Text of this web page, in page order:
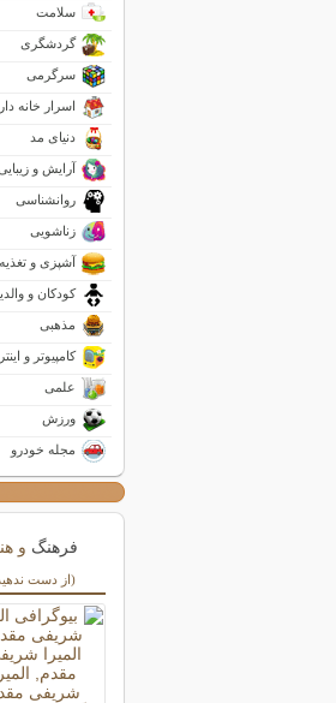
سلامت
گردشگری
سرگرمی
اسرار خانه
دنیای مد
آرایش و
روانشناسی
زناشویی
آشپزی و تغذیه
کودکان و
مذهبی
کامپیوتر و
علمی
ورزش
مجله خودرو
فرهنگ و
(از دست